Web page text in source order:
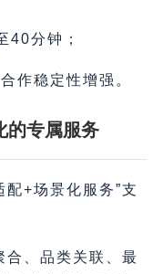
40分钟；
作稳定性增强。
的专属服务
+场景化服务”支
合、品类关联、最